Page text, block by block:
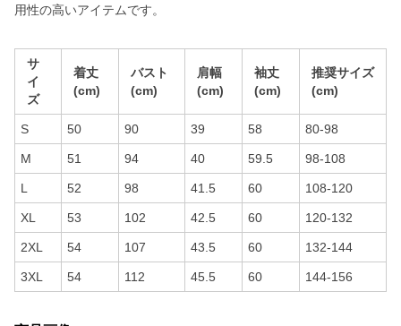
用性の高いアイテムです。
サ
イ
ズ
着丈
(cm)
バスト
(cm)
肩幅
(cm)
袖丈
(cm)
推奨サイズ
(cm)
S 50 90 39 58 80-98
M 51 94 40 59.5 98-108
L 52 98 41.5 60 108-120
XL 53 102 42.5 60 120-132
2XL 54 107 43.5 60 132-144
3XL 54 112 45.5 60 144-156